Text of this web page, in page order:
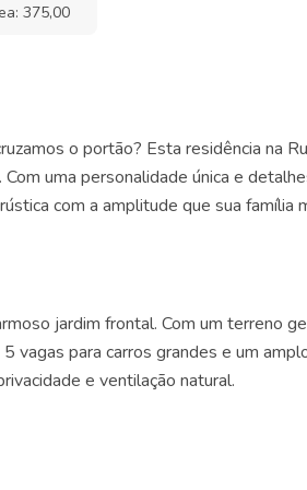
375,00
o portão? Esta residência na
uma personalidade única e
com a amplitude que sua família
jardim frontal. Com um terreno
vagas para carros grandes e um
e ventilação natural.